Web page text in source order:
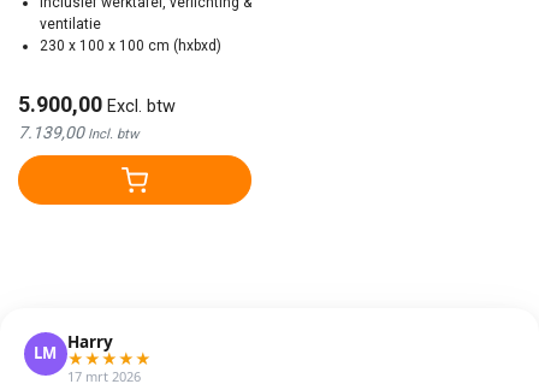
ventilatie
230 x 100 x 100 cm (hxbxd)
5.900,00 Excl. btw
7.139,00 Incl. btw
LM
Harry
★★★★★
17 mrt 2026